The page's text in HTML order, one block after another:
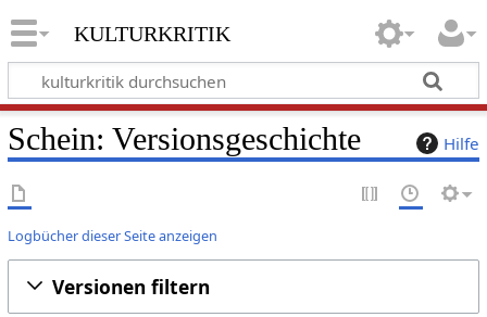
kulturkritik
Hilfe
Schein: Versionsgeschichte
Logbücher dieser Seite anzeigen
Versionen filtern